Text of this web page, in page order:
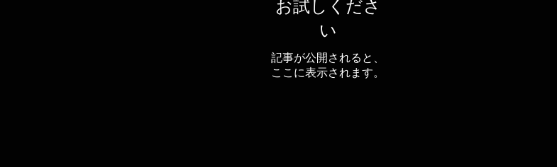
お試しくださ
い
記事が公開されると、
ここに表示されます。